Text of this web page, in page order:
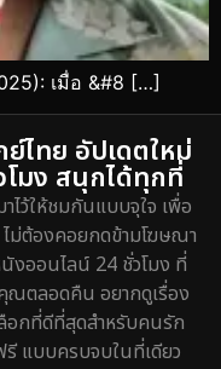
เมื่อ &#8 […]
ทย อัปเดตใหม่
มง สนุกได้ทุกที่
ว้ให้ชมกันแบบจุใจ เพื่อ
ม่ต้องคอยกดข้ามโฆษณา
นังออนไลน์ 24 ชั่วโมง ที่
ตลอดคืน อยากดูเรื่อง
อกที่ดีที่สุดสำหรับคนรัก
แบบครบจบในที่เดียว